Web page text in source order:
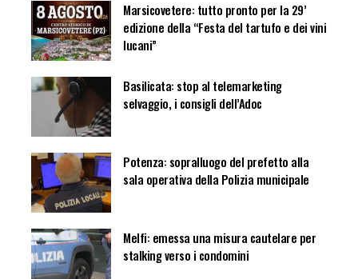
Marsicovetere: tutto pronto per la 29’
edizione della “Festa del tartufo e dei vini
lucani”
Basilicata: stop al telemarketing
selvaggio, i consigli dell’Adoc
Potenza: sopralluogo del prefetto alla
sala operativa della Polizia municipale
Melfi: emessa una misura cautelare per
stalking verso i condomini